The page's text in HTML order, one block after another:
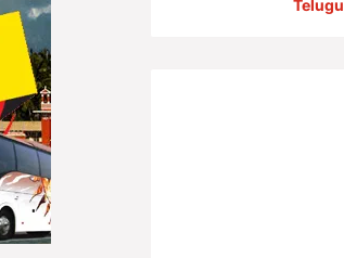
Telugu